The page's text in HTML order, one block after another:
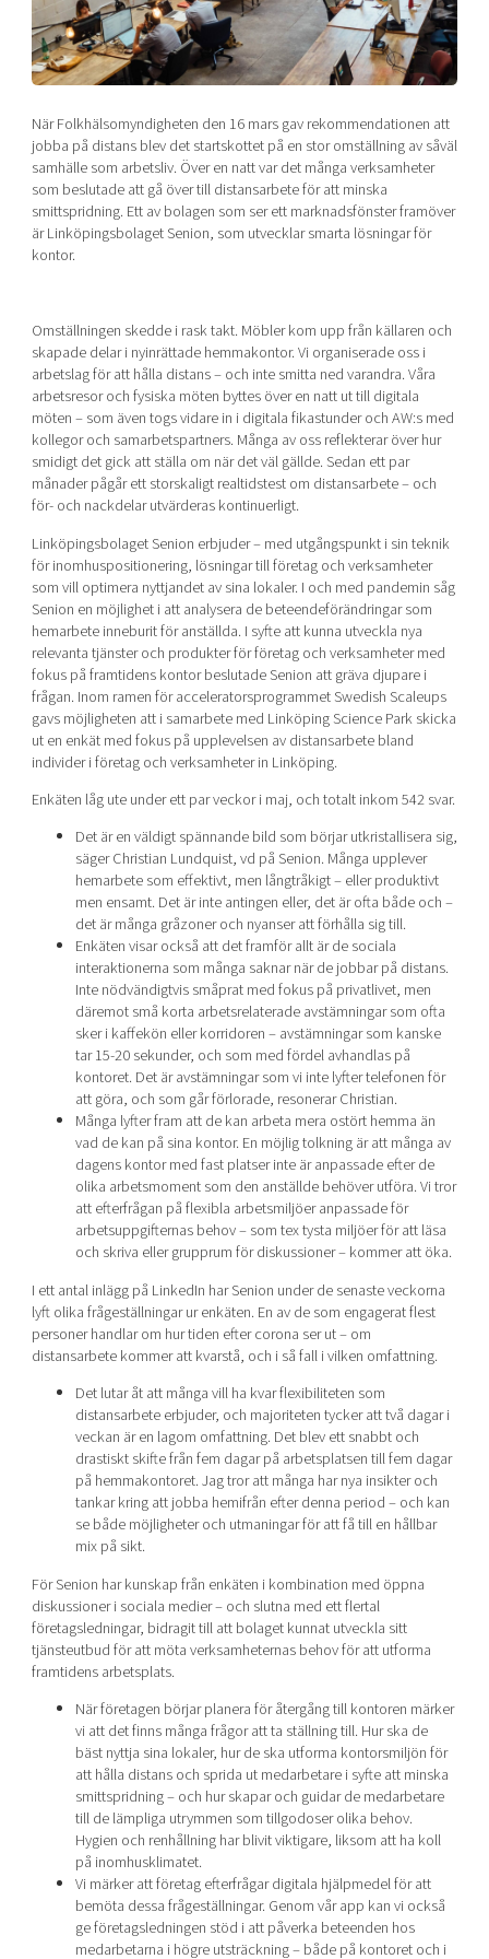
Shaping cities and regions
East Sweden Tech Women
Reversed mentorship
Current offers and activities
Upscaling
Talent & skills
Startup & industry collaboration
Offers to boost your business
Funding opportunities
Our community of companies
Projects
Publications
Project toolbox
Our clusters
Locations
Today's lunch in Mjärdevi
När Folkhälsomyndigheten den 16 mars gav rekommendationen att
jobba på distans blev det startskottet på en stor omställning av såväl
samhälle som arbetsliv. Över en natt var det många verksamheter
som beslutade att gå över till distansarbete för att minska
smittspridning. Ett av bolagen som ser ett marknadsfönster framöver
är Linköpingsbolaget Senion, som utvecklar smarta lösningar för
kontor.
Omställningen skedde i rask takt. Möbler kom upp från källaren och
skapade delar i nyinrättade hemmakontor. Vi organiserade oss i
arbetslag för att hålla distans – och inte smitta ned varandra. Våra
arbetsresor och fysiska möten byttes över en natt ut till digitala
möten – som även togs vidare in i digitala fikastunder och AW:s med
kollegor och samarbetspartners. Många av oss reflekterar över hur
smidigt det gick att ställa om när det väl gällde. Sedan ett par
månader pågår ett storskaligt realtidstest om distansarbete – och
för- och nackdelar utvärderas kontinuerligt.
Linköpingsbolaget Senion erbjuder – med utgångspunkt i sin teknik
för inomhuspositionering, lösningar till företag och verksamheter
som vill optimera nyttjandet av sina lokaler. I och med pandemin såg
Senion en möjlighet i att analysera de beteendeförändringar som
hemarbete inneburit för anställda. I syfte att kunna utveckla nya
relevanta tjänster och produkter för företag och verksamheter med
fokus på framtidens kontor beslutade Senion att gräva djupare i
frågan. Inom ramen för acceleratorsprogrammet Swedish Scaleups
gavs möjligheten att i samarbete med Linköping Science Park skicka
ut en enkät med fokus på upplevelsen av distansarbete bland
individer i företag och verksamheter in Linköping.
Enkäten låg ute under ett par veckor i maj, och totalt inkom 542 svar.
Det är en väldigt spännande bild som börjar utkristallisera sig,
säger Christian Lundquist, vd på Senion. Många upplever
hemarbete som effektivt, men långtråkigt – eller produktivt
men ensamt. Det är inte antingen eller, det är ofta både och –
det är många gråzoner och nyanser att förhålla sig till.
Enkäten visar också att det framför allt är de sociala
interaktionerna som många saknar när de jobbar på distans.
Inte nödvändigtvis småprat med fokus på privatlivet, men
däremot små korta arbetsrelaterade avstämningar som ofta
sker i kaffekön eller korridoren – avstämningar som kanske
tar 15-20 sekunder, och som med fördel avhandlas på
kontoret. Det är avstämningar som vi inte lyfter telefonen för
att göra, och som går förlorade, resonerar Christian.
Många lyfter fram att de kan arbeta mera ostört hemma än
vad de kan på sina kontor. En möjlig tolkning är att många av
dagens kontor med fast platser inte är anpassade efter de
olika arbetsmoment som den anställde behöver utföra. Vi tror
att efterfrågan på flexibla arbetsmiljöer anpassade för
arbetsuppgifternas behov – som tex tysta miljöer för att läsa
och skriva eller grupprum för diskussioner – kommer att öka.
I ett antal inlägg på LinkedIn har Senion under de senaste veckorna
lyft olika frågeställningar ur enkäten. En av de som engagerat flest
personer handlar om hur tiden efter corona ser ut – om
distansarbete kommer att kvarstå, och i så fall i vilken omfattning.
Det lutar åt att många vill ha kvar flexibiliteten som
distansarbete erbjuder, och majoriteten tycker att två dagar i
veckan är en lagom omfattning. Det blev ett snabbt och
drastiskt skifte från fem dagar på arbetsplatsen till fem dagar
på hemmakontoret. Jag tror att många har nya insikter och
tankar kring att jobba hemifrån efter denna period – och kan
se både möjligheter och utmaningar för att få till en hållbar
mix på sikt.
För Senion har kunskap från enkäten i kombination med öppna
diskussioner i sociala medier – och slutna med ett flertal
företagsledningar, bidragit till att bolaget kunnat utveckla sitt
tjänsteutbud för att möta verksamheternas behov för att utforma
framtidens arbetsplats.
När företagen börjar planera för återgång till kontoren märker
vi att det finns många frågor att ta ställning till. Hur ska de
bäst nyttja sina lokaler, hur de ska utforma kontorsmiljön för
att hålla distans och sprida ut medarbetare i syfte att minska
smittspridning – och hur skapar och guidar de medarbetare
till de lämpliga utrymmen som tillgodoser olika behov.
Hygien och renhållning har blivit viktigare, liksom att ha koll
på inomhusklimatet.
Vi märker att företag efterfrågar digitala hjälpmedel för att
bemöta dessa frågeställningar. Genom vår app kan vi också
ge företagsledningen stöd i att påverka beteenden hos
medarbetarna i högre utsträckning – både på kontoret och i